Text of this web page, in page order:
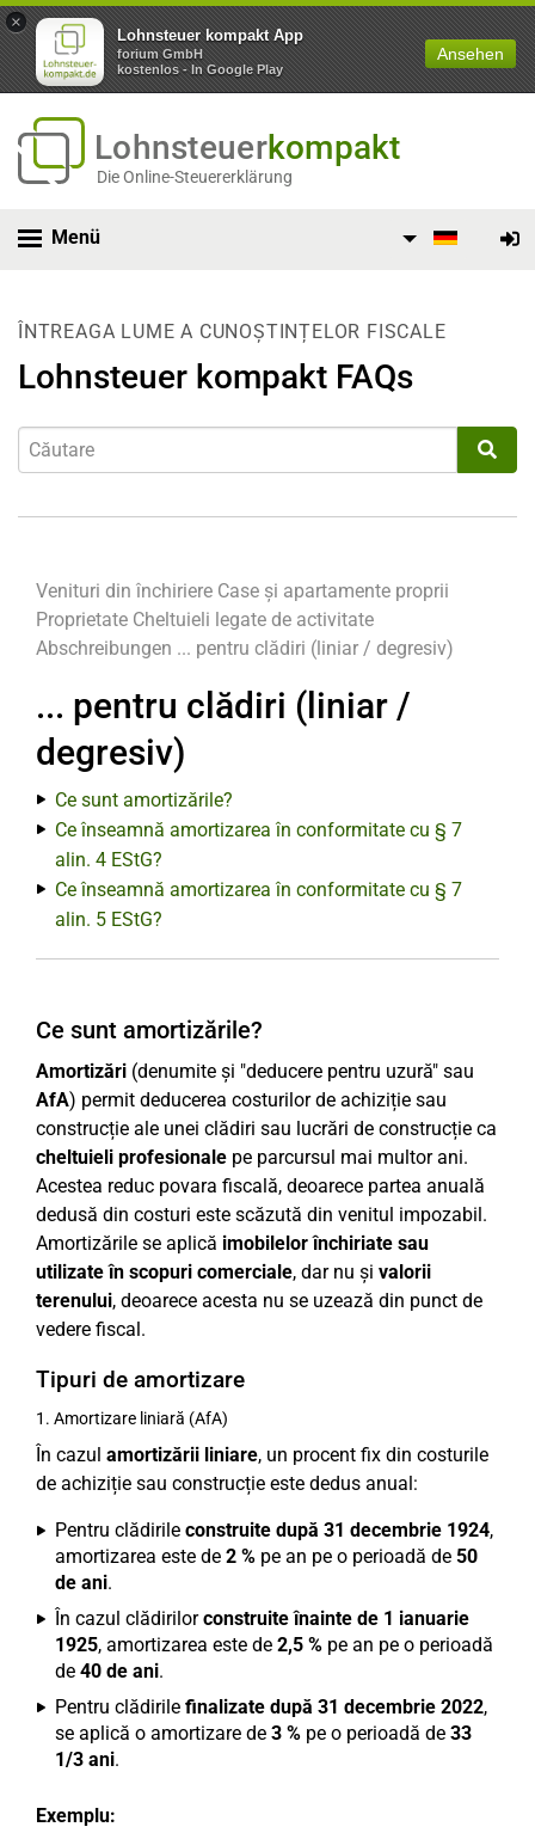
×
Lohnsteuer kompakt App
forium GmbH
kostenlos - In Google Play
Ansehen
Lohnsteuerkompakt
Die Online-Steuererklärung
Menü
ÎNTREAGA LUME A CUNOȘTINȚELOR FISCALE
Lohnsteuer kompakt FAQs
Venituri din închiriere Case și apartamente proprii
Proprietate Cheltuieli legate de activitate
Abschreibungen ... pentru clădiri (liniar / degresiv)
... pentru clădiri (liniar /
degresiv)
Ce sunt amortizările?
Ce înseamnă amortizarea în conformitate cu § 7
alin. 4 EStG?
Ce înseamnă amortizarea în conformitate cu § 7
alin. 5 EStG?
Ce sunt amortizările?
Amortizări (denumite și "deducere pentru uzură" sau
AfA) permit deducerea costurilor de achiziție sau
construcție ale unei clădiri sau lucrări de construcție ca
cheltuieli profesionale pe parcursul mai multor ani.
Acestea reduc povara fiscală, deoarece partea anuală
dedusă din costuri este scăzută din venitul impozabil.
Amortizările se aplică imobilelor închiriate sau
utilizate în scopuri comerciale, dar nu și valorii
terenului, deoarece acesta nu se uzează din punct de
vedere fiscal.
Tipuri de amortizare
1. Amortizare liniară (AfA)
În cazul amortizării liniare, un procent fix din costurile
de achiziție sau construcție este dedus anual:
Pentru clădirile construite după 31 decembrie 1924,
amortizarea este de 2 % pe an pe o perioadă de 50
de ani.
În cazul clădirilorconstruite înainte de 1 ianuarie
1925, amortizarea este de 2,5 % pe an pe o perioadă
de 40 de ani.
Pentru clădirile finalizate după 31 decembrie 2022,
se aplică o amortizare de 3 % pe o perioadă de 33
1/3 ani.
Exemplu: